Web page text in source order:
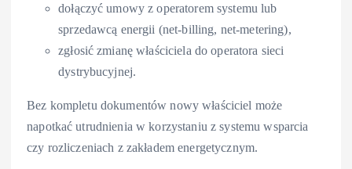
dołączyć umowy z operatorem systemu lub
sprzedawcą energii (net-billing, net-metering),
zgłosić zmianę właściciela do operatora sieci
dystrybucyjnej.
Bez kompletu dokumentów nowy właściciel może
napotkać utrudnienia w korzystaniu z systemu wsparcia
czy rozliczeniach z zakładem energetycznym.